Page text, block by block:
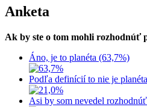
Anketa
Ak by ste o tom mohli rozhodnúť
Áno, je to planéta (63,7%)
Podľa definícií to nie je
Asi by som nevedel